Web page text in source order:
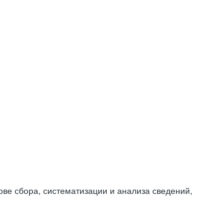
сбора, систематизации и анализа сведений,